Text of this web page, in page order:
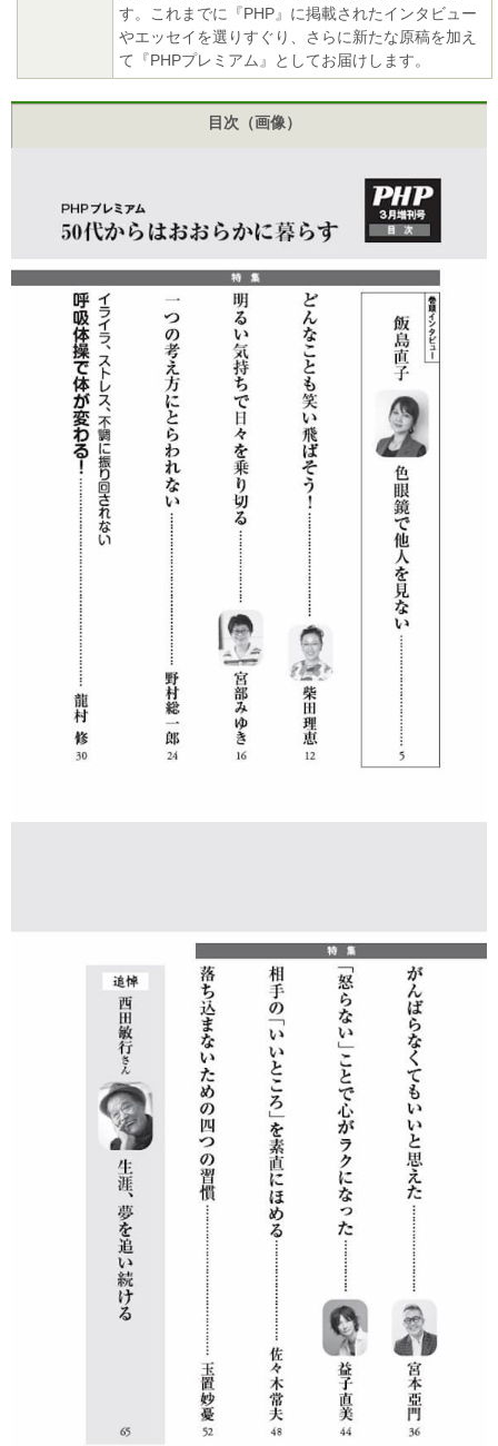
す。これまでに『PHP』に掲載されたインタビュー
やエッセイを選りすぐり、さらに新たな原稿を加え
て『PHPプレミアム』としてお届けします。
目次（画像）